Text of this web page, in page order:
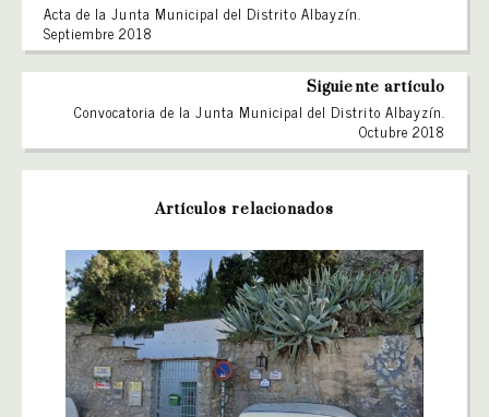
Acta de la Junta Municipal del Distrito Albayzín.
Septiembre 2018
Siguiente artículo
Convocatoria de la Junta Municipal del Distrito Albayzín.
Octubre 2018
Artículos relacionados